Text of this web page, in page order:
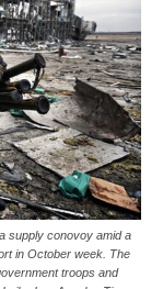
supply conovoy amid a
in October week. The
troops and